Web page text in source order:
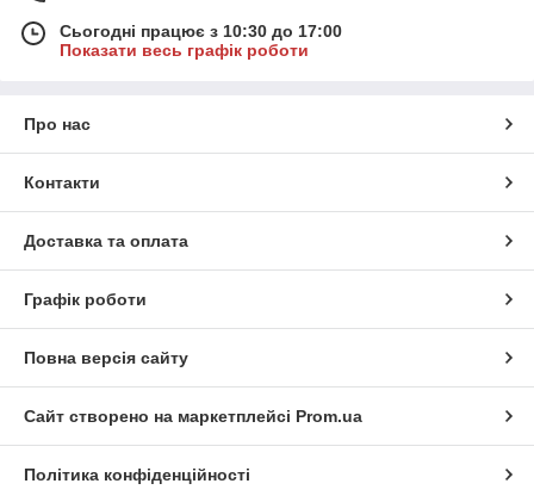
Сьогодні працює з 10:30 до 17:00
Показати весь графік роботи
Про нас
Контакти
Доставка та оплата
Графік роботи
Повна версія сайту
Сайт створено на маркетплейсі Prom.ua
Політика конфіденційності